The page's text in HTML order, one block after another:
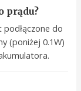
prądu?
do
(poniżej 0.1W)